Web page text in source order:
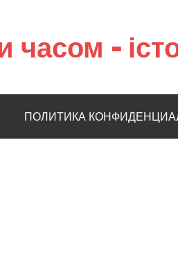
часом –
ПОЛИТИКА